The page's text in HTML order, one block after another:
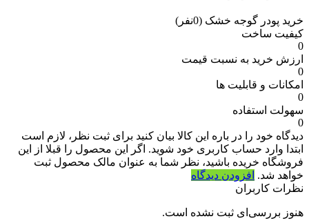
خرید پودر گوجه خشک (0نفر)
کیفیت ساخت
0
ارزش خرید به نسبت قیمت
0
امکانات و قابلیت ها
0
سهولت استفاده
0
دیدگاه خود را در باره این کالا بیان کنید برای ثبت نظر، لازم است
ابتدا وارد حساب کاربری خود شوید. اگر این محصول را قبلا از این
فروشگاه خریده باشید، نظر شما به عنوان مالک محصول ثبت
خواهد شد. افزودن دیدگاه
نظرات کاربران
هنوز بررسی‌ای ثبت نشده است.